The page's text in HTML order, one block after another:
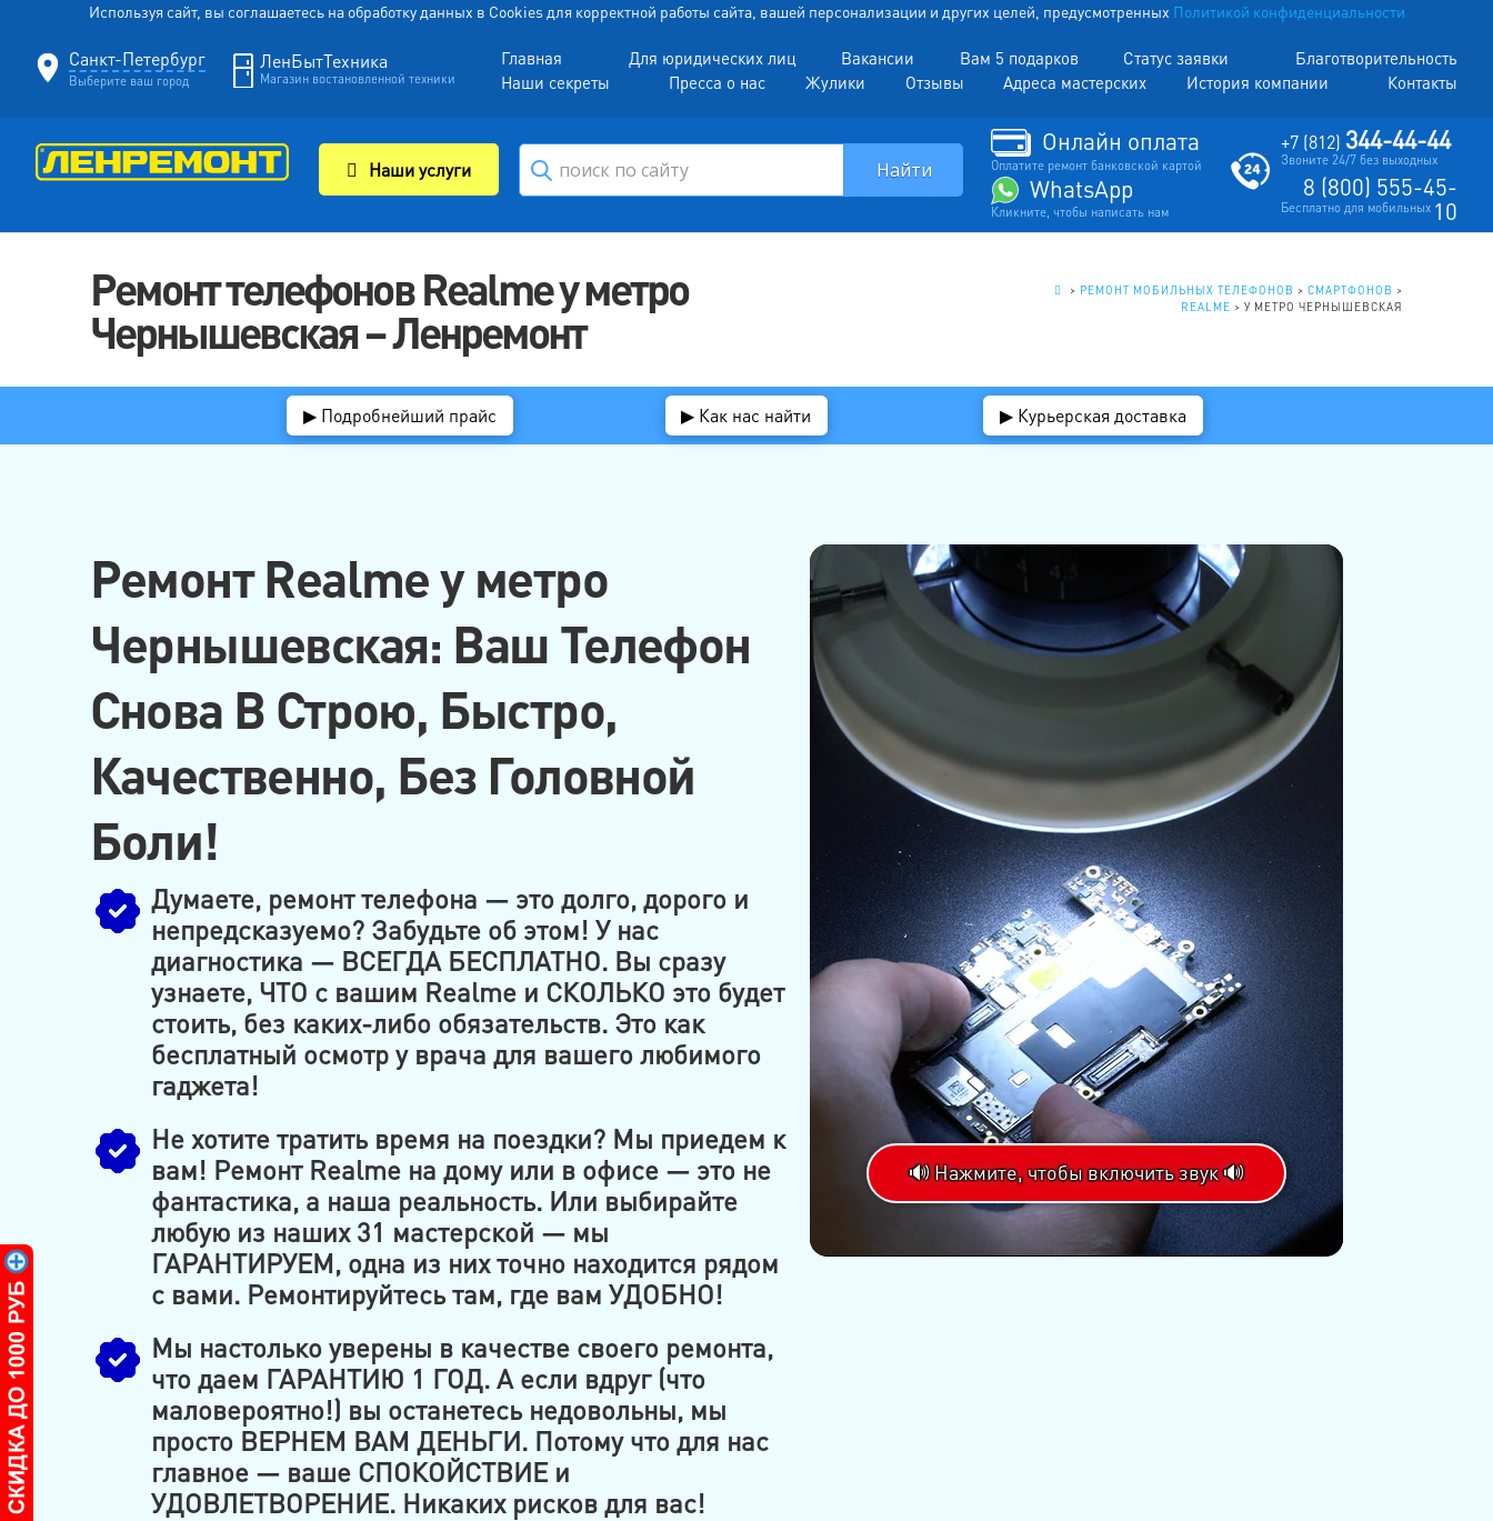
Используя сайт, вы соглашаетесь на обработку данных в Cookies для корректной работы сайта, вашей персонализации и других целей, предусмотренных Политикой конфиденциальности
Санкт-Петербург
Выберите ваш город
ЛенБытТехника
Магазин востановленной техники
Главная Для юридических лиц Вакансии Вам 5 подарков Статус заявки
Благотворительность
Наши секреты
Пресса о нас Жулики Отзывы Адреса мастерских История компании Контакты
Наши услуги
Онлайн оплата
Оплатите ремонт банковской картой
WhatsApp
Кликните, чтобы написать нам
+7 (812) 344-44-44
Звоните 24/7 без выходных
8 (800) 555-45-
10
Бесплатно для мобильных
Ремонт телефонов Realme у метро
Чернышевская – Ленремонт
> РЕМОНТ МОБИЛЬНЫХ ТЕЛЕФОНОВ > СМАРТФОНОВ >
REALME > У МЕТРО ЧЕРНЫШЕВСКАЯ
▶ Подробнейший прайс ▶ Как нас найти ▶ Курьерская доставка
Ремонт Realme у метро
Чернышевская: Ваш Телефон
Снова В Строю, Быстро,
Качественно, Без Головной
Боли!
Думаете, ремонт телефона — это долго, дорого и
непредсказуемо? Забудьте об этом! У нас
диагностика — ВСЕГДА БЕСПЛАТНО. Вы сразу
узнаете, ЧТО с вашим Realme и СКОЛЬКО это будет
стоить, без каких-либо обязательств. Это как
бесплатный осмотр у врача для вашего любимого
гаджета!
Не хотите тратить время на поездки? Мы приедем к
вам! Ремонт Realme на дому или в офисе — это не
фантастика, а наша реальность. Или выбирайте
любую из наших 31 мастерской — мы
ГАРАНТИРУЕМ, одна из них точно находится рядом
с вами. Ремонтируйтесь там, где вам УДОБНО!
Мы настолько уверены в качестве своего ремонта,
что даем ГАРАНТИЮ 1 ГОД. А если вдруг (что
маловероятно!) вы останетесь недовольны, мы
просто ВЕРНЕМ ВАМ ДЕНЬГИ. Потому что для нас
главное — ваше СПОКОЙСТВИЕ и
УДОВЛЕТВОРЕНИЕ. Никаких рисков для вас!
🔊 Нажмите, чтобы включить звук 🔊